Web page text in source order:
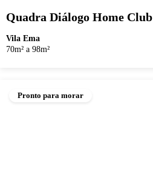
Quadra Diálogo Home Club
Vila Ema
70m² a 98m²
Pronto para morar